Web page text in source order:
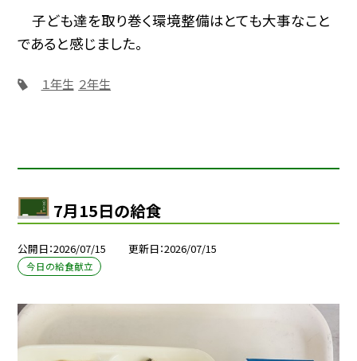
子ども達を取り巻く環境整備はとても大事なこと
であると感じました。
１年生 ２年生
7月15日の給食
公開日 2026/07/15 更新日 2026/07/15
今日の給食献立